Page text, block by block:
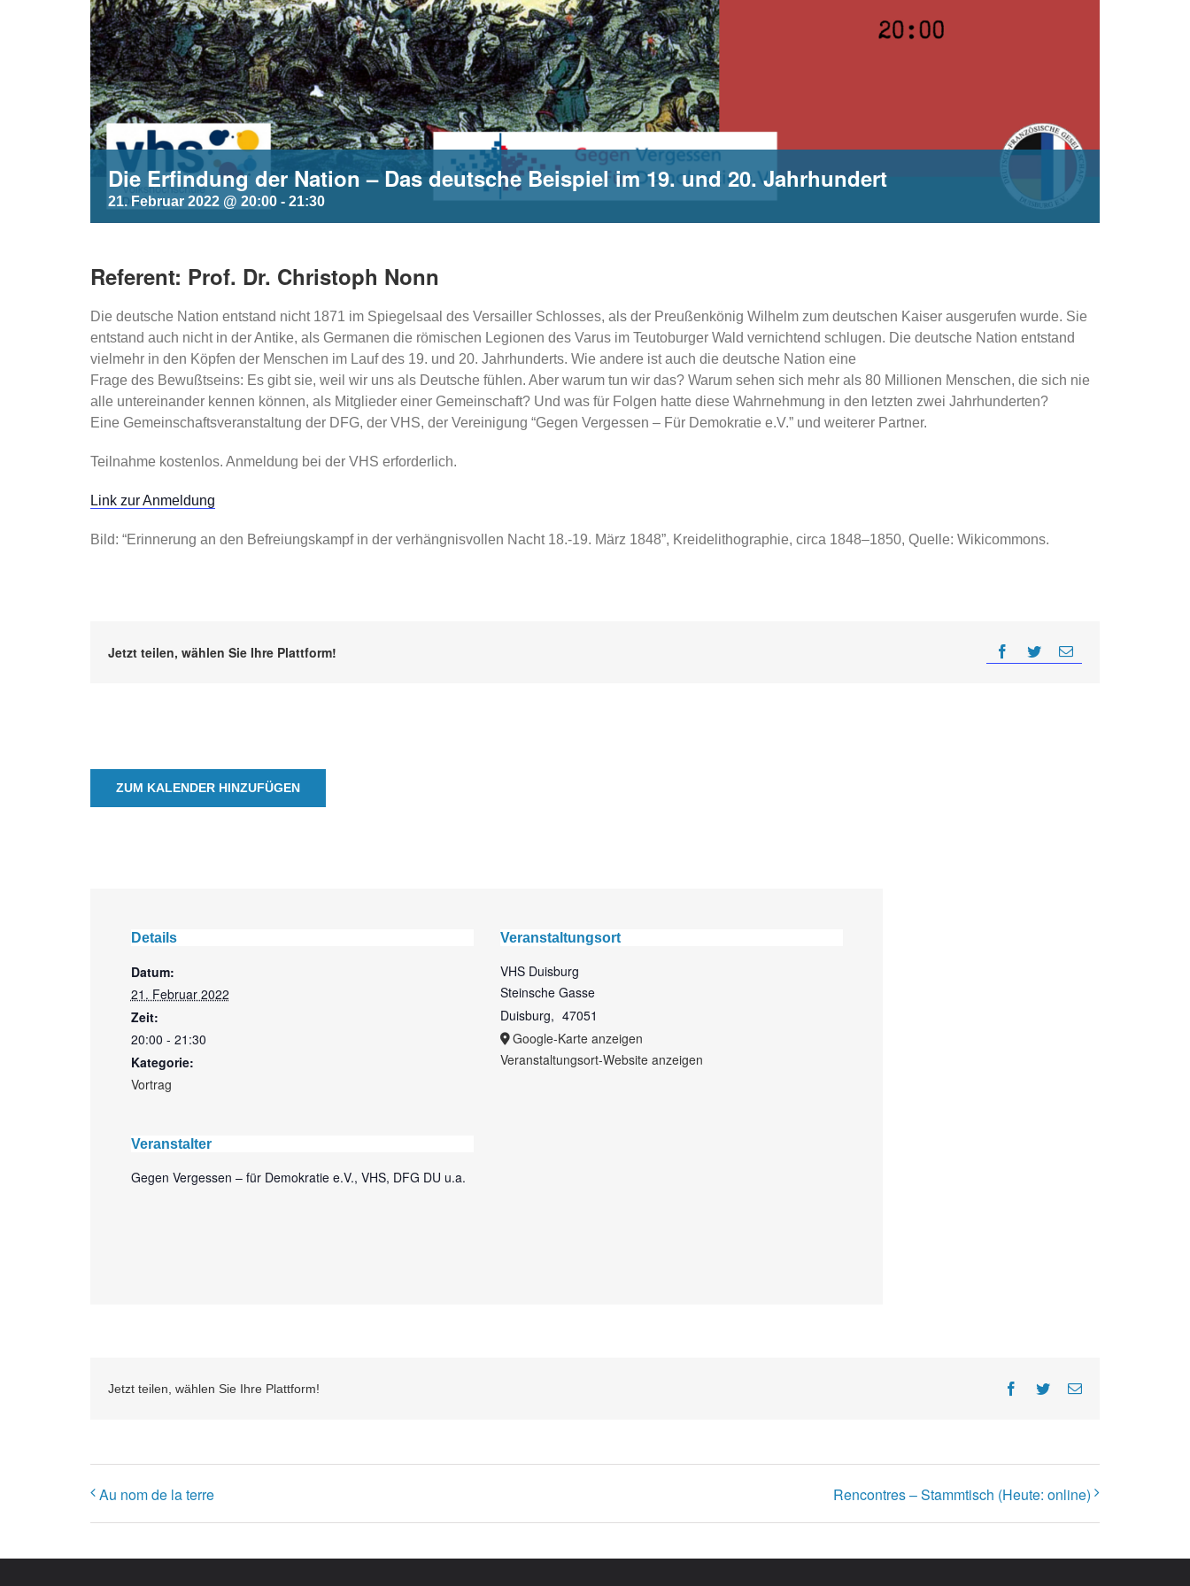
Die Erfindung der Nation – Das deutsche Beispiel im 19. und 20. Jahrhundert
21. Februar 2022 @ 20:00 - 21:30
Referent: Prof. Dr. Christoph Nonn
Die deutsche Nation entstand nicht 1871 im Spiegelsaal des Versailler Schlosses, als der Preußenkönig Wilhelm zum deutschen Kaiser ausgerufen wurde. Sie
entstand auch nicht in der Antike, als Germanen die römischen Legionen des Varus im Teutoburger Wald vernichtend schlugen. Die deutsche Nation entstand
vielmehr in den Köpfen der Menschen im Lauf des 19. und 20. Jahrhunderts. Wie andere ist auch die deutsche Nation eine
Frage des Bewußtseins: Es gibt sie, weil wir uns als Deutsche fühlen. Aber warum tun wir das? Warum sehen sich mehr als 80 Millionen Menschen, die sich nie
alle untereinander kennen können, als Mitglieder einer Gemeinschaft? Und was für Folgen hatte diese Wahrnehmung in den letzten zwei Jahrhunderten?
Eine Gemeinschaftsveranstaltung der DFG, der VHS, der Vereinigung “Gegen Vergessen – Für Demokratie e.V.” und weiterer Partner.
Teilnahme kostenlos. Anmeldung bei der VHS erforderlich.
Link zur Anmeldung
Bild: “Erinnerung an den Befreiungskampf in der verhängnisvollen Nacht 18.-19. März 1848”, Kreidelithographie, circa 1848–1850, Quelle: Wikicommons.
Jetzt teilen, wählen Sie Ihre Plattform!
ZUM KALENDER HINZUFÜGEN
Details
Datum:
21. Februar 2022
Zeit:
20:00 - 21:30
Kategorie:
Vortrag
Veranstalter
Gegen Vergessen – für Demokratie e.V., VHS, DFG DU u.a.
Veranstaltungsort
VHS Duisburg
Steinsche Gasse
Duisburg, 47051
Google-Karte anzeigen
Veranstaltungsort-Website anzeigen
Jetzt teilen, wählen Sie Ihre Plattform! Facebook
TwitterE-
Au nom de la terre Rencontres – Stammtisch (Heute: online)